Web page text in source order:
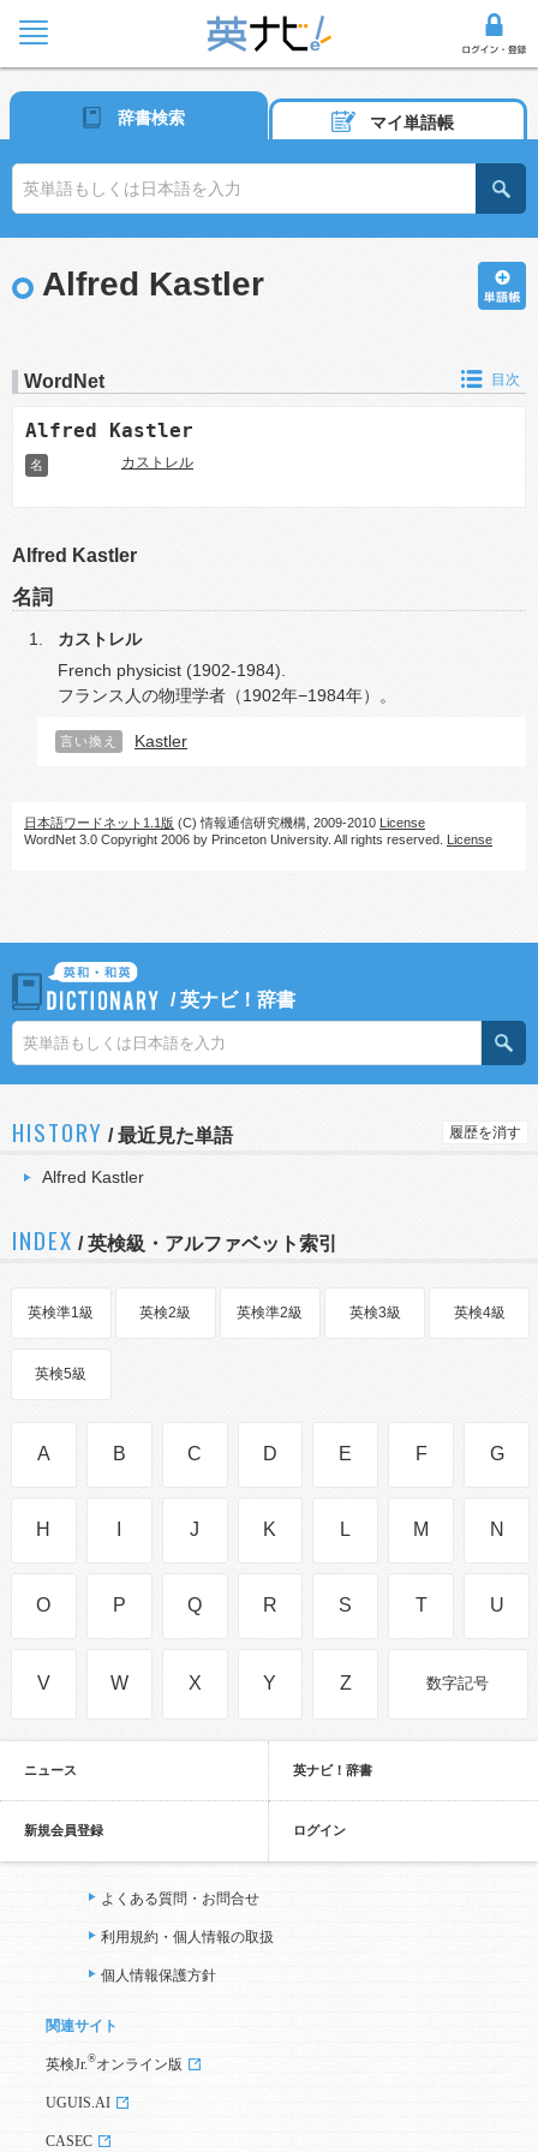
辞書検索 マイ単語帳
Alfred Kastler
WordNet 目次
Alfred Kastler
名 カストレル
Alfred Kastler
名詞
カストレル
French physicist (1902-1984).
フランス人の物理学者（1902年−1984年）。
言い換え Kastler
日本語ワードネット1.1版 (C) 情報通信研究機構, 2009-2010 License
WordNet 3.0 Copyright 2006 by Princeton University. All rights reserved. License
/英ナビ！辞書
HISTORY /最近見た単語 履歴を消す
Alfred Kastler
INDEX / 英検級・アルファベット索引
英検準1級 英検2級 英検準2級 英検3級 英検4級
英検5級
A B C D E F G
H J K L M N
O P Q R S T U
V W X Y Z 数字記号
ニュース 英ナビ！辞書
新規会員登録 ログイン
よくある質問・お問合せ
利用規約・個人情報の取扱
個人情報保護方針
関連サイト
英検Jr. ®オンライン版
UGUIS.AI
CASEC